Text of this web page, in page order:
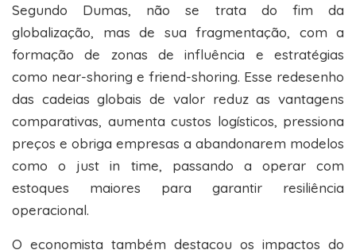
Segundo Dumas, não se trata do fim da
globalização, mas de sua fragmentação, com a
formação de zonas de influência e estratégias
como near-shoring e friend-shoring. Esse redesenho
das cadeias globais de valor reduz as vantagens
comparativas, aumenta custos logísticos, pressiona
preços e obriga empresas a abandonarem modelos
como o just in time, passando a operar com
estoques maiores para garantir resiliência
operacional.
O economista também destacou os impactos do